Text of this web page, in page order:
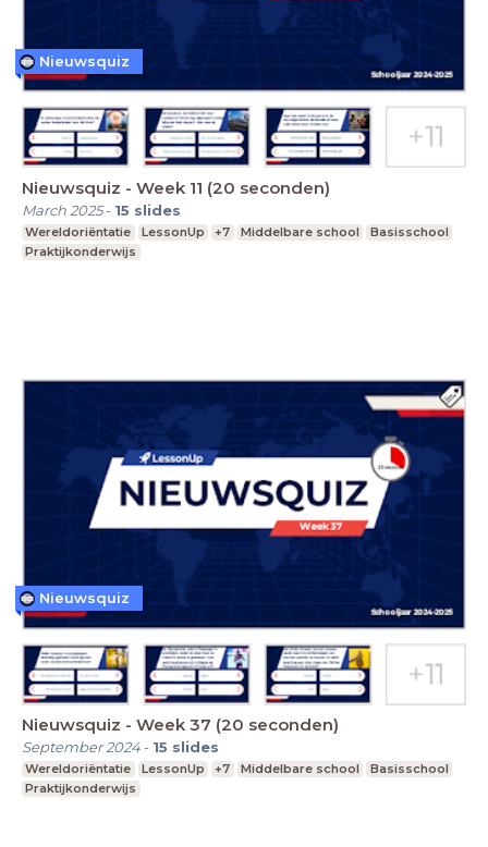
Nieuwsquiz - Week 11 (20 seconden)
March 2025- 15 slides
Wereldoriëntatie LessonUp +7 Middelbare school
Basisschool
Praktijkonderwijs
Nieuwsquiz
Nieuwsquiz - Week 37 (20 seconden)
September 2024- 15 slides
Wereldoriëntatie LessonUp +7 Middelbare school
Basisschool
Praktijkonderwijs
Nieuwsquiz